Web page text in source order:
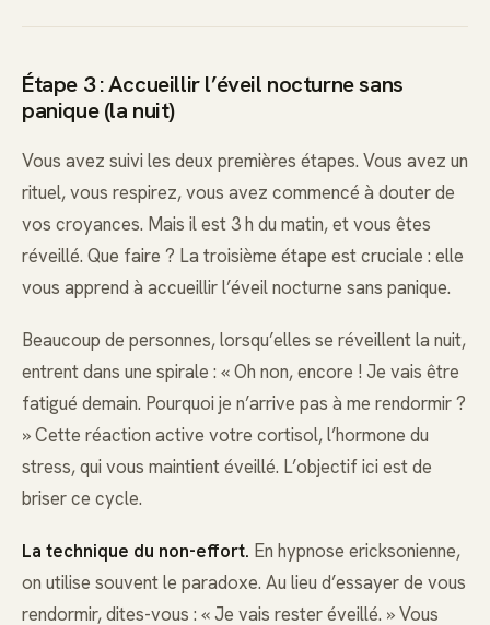
Étape 3 : Accueillir l’éveil nocturne sans
panique (la nuit)
Vous avez suivi les deux premières étapes. Vous avez un
rituel, vous respirez, vous avez commencé à douter de
vos croyances. Mais il est 3 h du matin, et vous êtes
réveillé. Que faire ? La troisième étape est cruciale : elle
vous apprend à accueillir l’éveil nocturne sans panique.
Beaucoup de personnes, lorsqu’elles se réveillent la nuit,
entrent dans une spirale : « Oh non, encore ! Je vais être
fatigué demain. Pourquoi je n’arrive pas à me rendormir ?
» Cette réaction active votre cortisol, l’hormone du
stress, qui vous maintient éveillé. L’objectif ici est de
briser ce cycle.
La technique du non-effort. En hypnose ericksonienne,
on utilise souvent le paradoxe. Au lieu d’essayer de vous
rendormir, dites-vous : « Je vais rester éveillé. » Vous